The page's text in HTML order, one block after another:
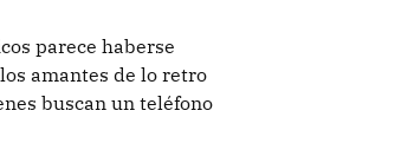
parece haberse
amantes de lo retro
buscan un teléfono